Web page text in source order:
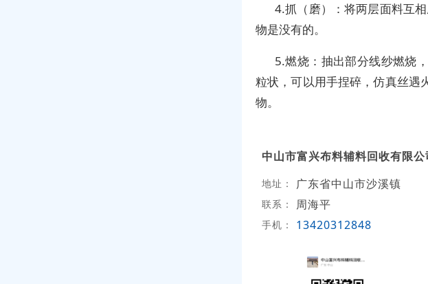
4.抓（磨）：将两层面料互
物是没有的。
5.燃烧：抽出部分线纱燃烧
粒状，可以用手捏碎，仿真丝遇
物。
中山市富兴布料辅料回收有限公
地址： 广东省中山市沙溪镇
联系： 周海平
手机： 13420312848